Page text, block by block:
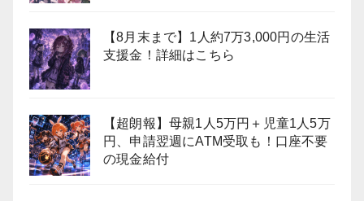
【8月末まで】1人約7万3,000円の生活
支援金！詳細はこちら
【超朗報】母親1人5万円＋児童1人5万
円、申請翌週にATM受取も！口座不要
の現金給付